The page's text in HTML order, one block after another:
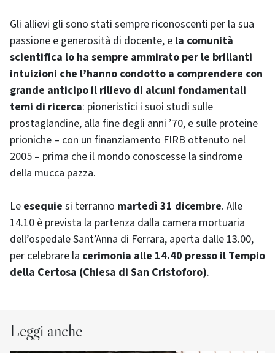
Gli allievi gli sono stati sempre riconoscenti per la sua
passione e generosità di docente, e la comunità
scientifica lo ha sempre ammirato per le brillanti
intuizioni che l’hanno condotto a comprendere con
grande anticipo il rilievo di alcuni fondamentali
temi di ricerca: pioneristici i suoi studi sulle
prostaglandine, alla fine degli anni ’70, e sulle proteine
prioniche – con un finanziamento FIRB ottenuto nel
2005 – prima che il mondo conoscesse la sindrome
della mucca pazza.
Le esequie si terranno martedì 31 dicembre. Alle
14.10 è prevista la partenza dalla camera mortuaria
dell’ospedale Sant’Anna di Ferrara, aperta dalle 13.00,
per celebrare la cerimonia alle 14.40 presso il Tempio
della Certosa (Chiesa di San Cristoforo).
Leggi anche